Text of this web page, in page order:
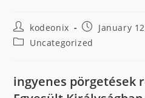
kodeonix
January
Uncategorized
ingyenes pörgetések